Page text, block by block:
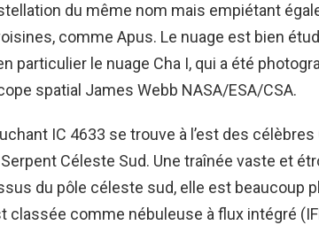
du même nom mais empiétant
comme Apus. Le nuage est bien
particulier le nuage Cha I, qui a été
spatial James Webb NASA/ESA/CSA.
IC 4633 se trouve à l’est des célèbres
Céleste Sud. Une traînée vaste et
du pôle céleste sud, elle est beaucoup
classée comme nébuleuse à flux intégré